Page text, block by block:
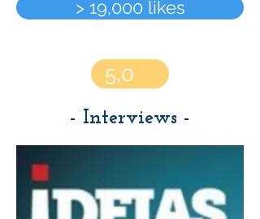
> 19,000 likes
5,0
- Interviews -